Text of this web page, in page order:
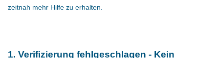
zeitnah mehr Hilfe zu erhalten.
1. Verifizierung fehlgeschlagen - Kein